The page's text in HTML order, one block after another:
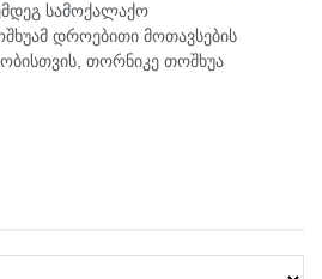
სამოქალაქო
დროებითი მოთავსების
თორნიკე თოშხუა
საკრებულოსთან
ბანერი "ბიძინა ყ - არაა/არის?".